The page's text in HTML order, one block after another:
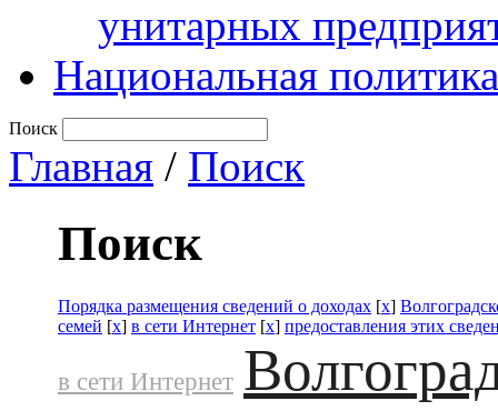
унитарных
Национальная политика
Поиск
Главная / Поиск
Поиск
Порядка размещения сведений о доходах [x]
семей [x] в сети Интернет [x] предоставления этих
в сети Интернет